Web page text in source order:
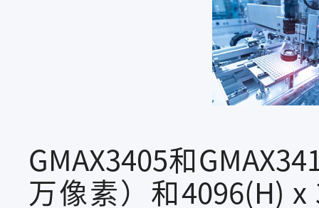
GMAX3405和
万像素）和4096(H)